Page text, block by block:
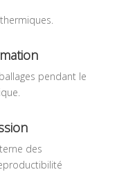
pendant le
des